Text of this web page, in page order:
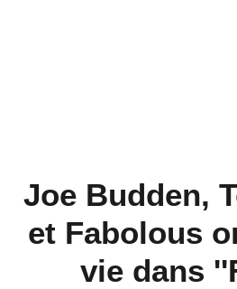
Joe Budden,
et Fabolous
vie dans